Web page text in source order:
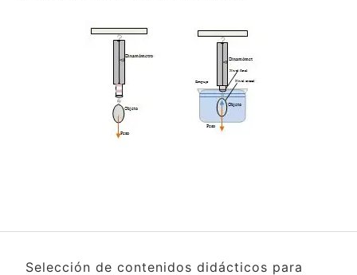
Selección de contenidos didácticos para